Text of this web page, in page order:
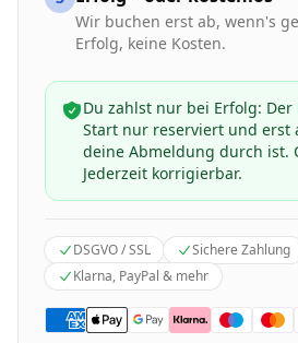
Wir buchen erst ab, wenn's
Erfolg, keine Kosten.
Du zahlst nur bei Erfolg:
Start nur reserviert und erst
deine Abmeldung durch ist.
Jederzeit korrigierbar.
DSGVO / SSL
Sichere Zahlung
Klarna, PayPal & mehr